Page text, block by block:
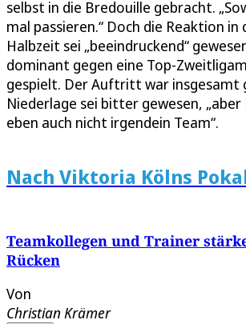
selbst in die Bredouille gebracht.
mal passieren.“ Doch die Reaktion in
Halbzeit sei „beeindruckend“
dominant gegen eine Top-
gespielt. Der Auftritt war insgesamt
Niederlage sei bitter gewesen,
eben auch nicht irgendein Team“.
Nach Viktoria Kölns
Teamkollegen und Trainer
Rücken
Von
Christian Krämer